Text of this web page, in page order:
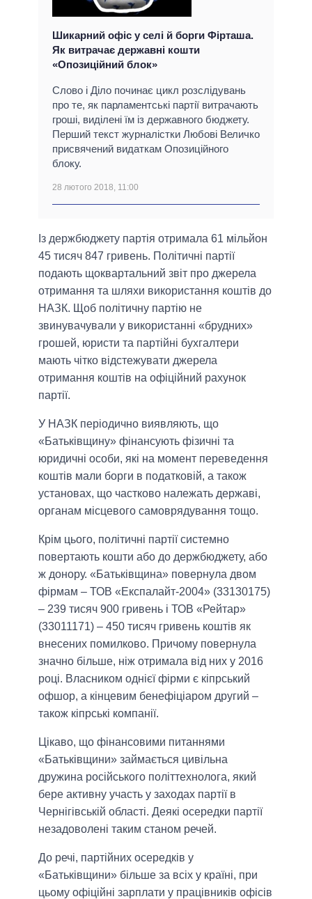
Шикарний офіс у селі й борги Фірташа.
Як витрачає державні кошти
«Опозиційний блок»
Слово і Діло починає цикл розслідувань
про те, як парламентські партії витрачають
гроші, виділені їм із державного бюджету.
Перший текст журналістки Любові Величко
присвячений видаткам Опозиційного
блоку.
28 лютого 2018, 11:00
Із держбюджету партія отримала 61 мільйон
45 тисяч 847 гривень. Політичні партії
подають щоквартальний звіт про джерела
отримання та шляхи використання коштів до
НАЗК. Щоб політичну партію не
звинувачували у використанні «брудних»
грошей, юристи та партійні бухгалтери
мають чітко відстежувати джерела
отримання коштів на офіційний рахунок
партії.
У НАЗК періодично виявляють, що
«Батьківщину» фінансують фізичні та
юридичні особи, які на момент переведення
коштів мали борги в податковій, а також
установах, що частково належать державі,
органам місцевого самоврядування тощо.
Крім цього, політичні партії системно
повертають кошти або до держбюджету, або
ж донору. «Батьківщина» повернула двом
фірмам – ТОВ «Експалайт-2004» (33130175)
– 239 тисяч 900 гривень і ТОВ «Рейтар»
(33011171) – 450 тисяч гривень коштів як
внесених помилково. Причому повернула
значно більше, ніж отримала від них у 2016
році. Власником однієї фірми є кіпрський
офшор, а кінцевим бенефіціаром другий –
також кіпрські компанії.
Цікаво, що фінансовими питаннями
«Батьківщини» займається цивільна
дружина російського політтехнолога, який
бере активну участь у заходах партії в
Чернігівській області. Деякі осередки партії
незадоволені таким станом речей.
До речі, партійних осередків у
«Батьківщини» більше за всіх у країні, при
цьому офіційні зарплати у працівників офісів